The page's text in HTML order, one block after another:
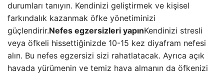
durumları tanıyın. Kendinizi geliştirmek ve kişisel
farkındalık kazanmak öfke yönetiminizi
güçlendirir.Nefes egzersizleri yapınKendinizi stresli
veya öfkeli hissettiğinizde 10-15 kez diyafram nefesi
alın. Bu nefes egzersizi sizi rahatlatacak. Ayrıca açık
havada yürümenin ve temiz hava almanın da öfkenizi